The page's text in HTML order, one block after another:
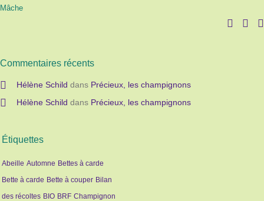
Mâche
Commentaires récents
Hélène Schild dans Précieux, les champignons
Hélène Schild dans Précieux, les champignons
Étiquettes
Abeille Automne Bettes à carde
Bette à carde Bette à couper Bilan
des récoltes BIO BRF Champignon